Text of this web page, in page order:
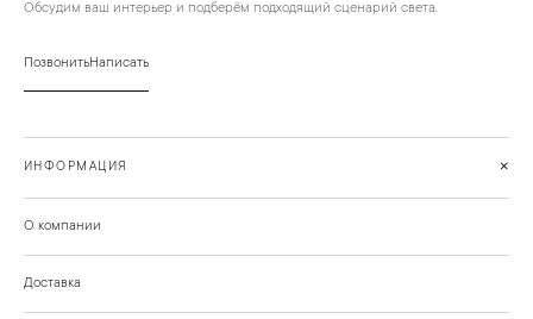
Обсудим ваш интерьер и подберём подходящий сценарий света.
ПозвонитьНаписать
ИНФОРМАЦИЯ +
О компании
Доставка